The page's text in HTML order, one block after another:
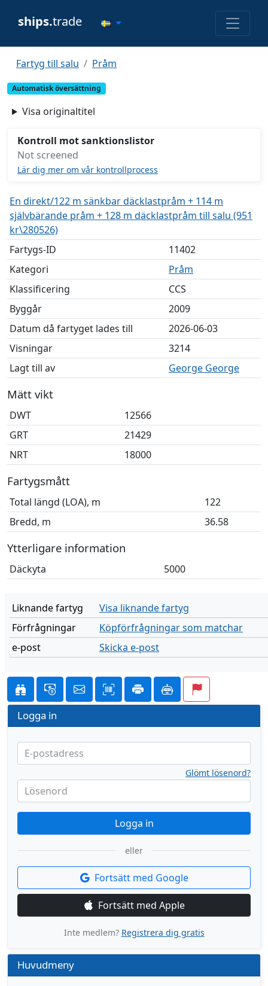
ships.trade
Fartyg till salu Pråm
Automatisk översättning
Visa originaltitel
Kontroll mot sanktionslistor
Not screened
Lär dig mer om vår kontrollprocess
En direkt/122 m sänkbar däcklastpråm + 114 m
självbärande pråm + 128 m däcklastpråm till salu (951
kr\280526)
Fartygs-ID
11402
Kategori
Pråm
Klassificering
CCS
Byggår
2009
Datum då fartyget lades till
2026-06-03
Visningar
3214
Lagt till av
George George
Mätt vikt
DWT
12566
GRT
21429
NRT
18000
Fartygsmått
Total längd (LOA), m
122
Bredd, m
36.58
Ytterligare information
Däckyta 5000
Liknande fartyg
Visa liknande fartyg
Förfrågningar
Köpförfrågningar som matchar
e-post
Skicka e-post
Logga in
E-postadress
Lösenord
Glömt lösenord?
Logga in
eller
Fortsätt med Google
Fortsätt med Apple
Inte medlem? Registrera dig gratis
Huvudmeny